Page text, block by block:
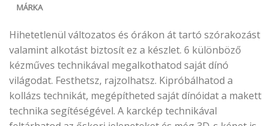
MÁRKA
Hihetetlenül változatos és órákon át tartó szórakozást
valamint alkotást biztosít ez a készlet. 6 különböző
kézműves technikával megalkothatod saját dínó
világodat. Festhetsz, rajzolhatsz. Kipróbálhatod a
kollázs technikát, megépítheted saját dínóidat a makett
technika segítéségével. A karckép technikával